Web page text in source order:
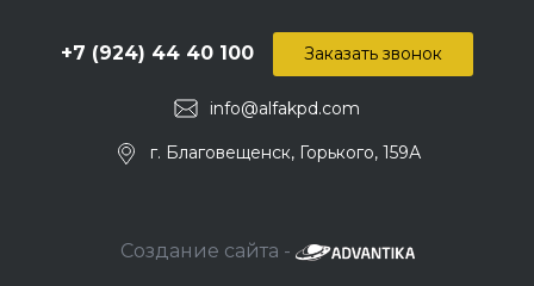
info@alfakpd.com
+7 (924) 44 40 100
г. Благовещенск, Горького, 159А
Заказать звонок
Создание сайта -